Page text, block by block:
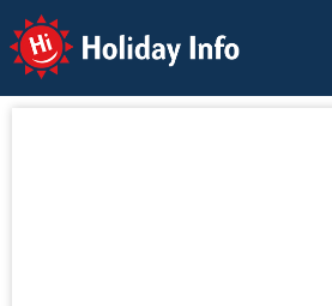
Holiday Info